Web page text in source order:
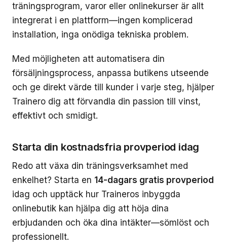
träningsprogram, varor eller onlinekurser är allt
integrerat i en plattform—ingen komplicerad
installation, inga onödiga tekniska problem.
Med möjligheten att automatisera din
försäljningsprocess, anpassa butikens utseende
och ge direkt värde till kunder i varje steg, hjälper
Trainero dig att förvandla din passion till vinst,
effektivt och smidigt.
Starta din kostnadsfria provperiod idag
Redo att växa din träningsverksamhet med
enkelhet? Starta en 14-dagars gratis provperiod
idag och upptäck hur Traineros inbyggda
onlinebutik kan hjälpa dig att höja dina
erbjudanden och öka dina intäkter—sömlöst och
professionellt.